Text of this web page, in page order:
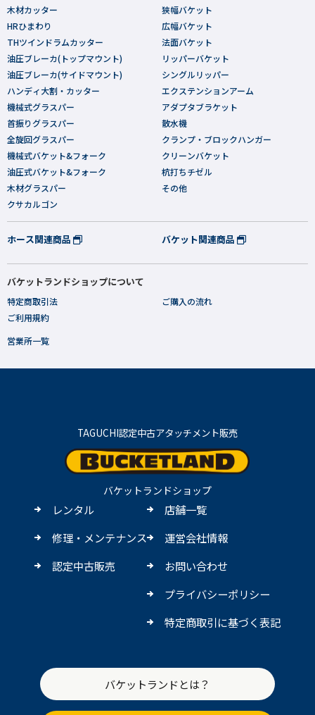
木材カッター
HRひまわり
THツインドラムカッター
油圧ブレーカ(トップマウント)
油圧ブレーカ(サイドマウント)
ハンディ大割・カッター
機械式グラスパー
首振りグラスパー
全旋回グラスパー
機械式バケット&フォーク
油圧式バケット&フォーク
木材グラスパー
クサカルゴン
狭幅バケット
広幅バケット
法面バケット
リッパーバケット
シングルリッパー
エクステンションアーム
アダプタブラケット
散水機
クランプ・ブロックハンガー
クリーンバケット
杭打ちチゼル
その他
ホース関連商品 バケット関連商品
バケットランドショップについて
特定商取引法
ご利用規約
ご購入の流れ
営業所一覧
TAGUCHI認定中古アタッチメント販売
バケットランドショップ
レンタル
修理・メンテナンス
認定中古販売
店舗一覧
運営会社情報
お問い合わせ
プライバシーポリシー
特定商取引に基づく表記
バケットランドとは？